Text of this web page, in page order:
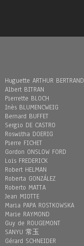
Huguette ARTHUR BERTRAND
Albert BITRAN
Pierrette BLOCH
Inès BLUMENCWEIG
Bernard BUFFET
Sergio DE CASTRO
Roswitha DOERIG
Pierre FICHET
Gordon ONSLOW FORD
Loïs FREDERICK
Robert HELMAN
Roberta GONZÁLEZ
Roberto MATTA
Jean MIOTTE
Maria PAPA ROSTKOWSKA
Marie RAYMOND
Guy de ROUGEMONT
SANYU 常玉
Gérard SCHNEIDER